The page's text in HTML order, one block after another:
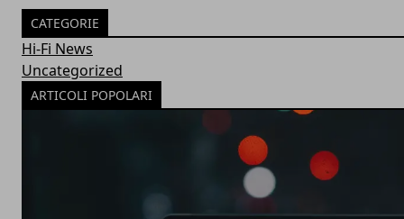
CATEGORIE
Hi-Fi News
Uncategorized
ARTICOLI POPOLARI